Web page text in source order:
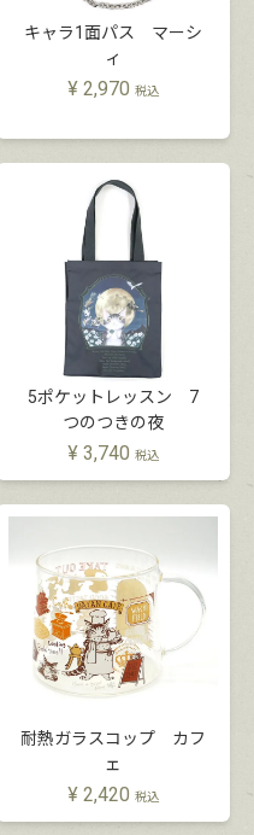
キャラ1面パス マーシ
ィ
¥ 2,970 税込
5ポケットレッスン 7
つのつきの夜
¥ 3,740 税込
耐熱ガラスコップ カフ
ェ
¥ 2,420 税込